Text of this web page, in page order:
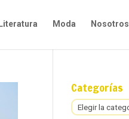
Moda Nosotros
Categorías
Categorías